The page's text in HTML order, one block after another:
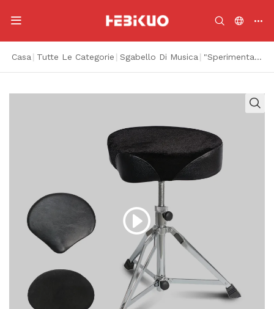
Casa Tutte Le Categorie Sgabello Di Musica "Sperimenta un comfort ottimale con il nostro sgabello imbottito premium!"